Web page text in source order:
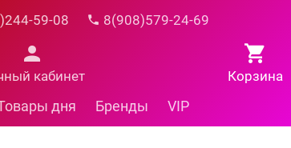
59-08 8(908)579-24-69
Корзина
кабинет
дня Бренды VIP